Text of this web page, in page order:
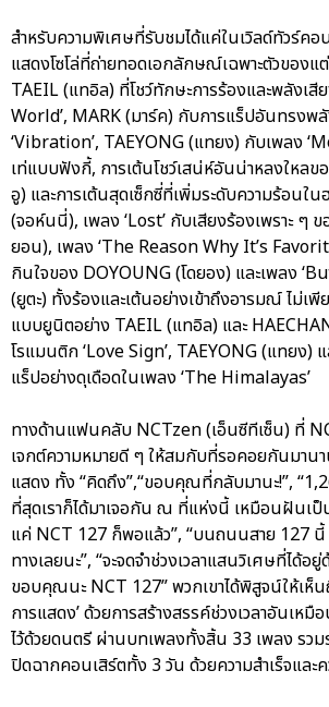
สำหรับความพิเศษที่รับชมได้แค่ในเวิลด์ทัวร์คอ
แสดงโซโล่ที่ถ่ายทอดเอกลักษณ์เฉพาะตัวของแต่
TAEIL (แทอิล) ที่โชว์ทักษะการร้องและพลังเสี
World’, MARK (มาร์ค) กับการแร็ปอันทรงพ
‘Vibration’, TAEYONG (แทยง) กับเพลง
เท่แบบฟังกี้, การเต้นโชว์เสน่ห์อันน่าหลงใหลข
อู) และการเต้นสุดเซ็กซี่ที่เพิ่มระดับความร้อนใ
(จอห์นนี่), เพลง ‘Lost’ กับเสียงร้องเพราะ ๆ
ยอน), เพลง ‘The Reason Why It’s
กินใจของ DOYOUNG (โดยอง) และเพลง
(ยูตะ) ทั้งร้องและเต้นอย่างเข้าถึงอารมณ์ ไม่เ
แบบยูนิตอย่าง TAEIL (แทอิล) และ
โรแมนติก ‘Love Sign’, TAEYONG (แทยง)
แร็ปอย่างดุเดือดในเพลง ‘The Himalayas’
ทางด้านแฟนคลับ NCTzen (เอ็นซีทีเซ็น) ที่
เจกต์ความหมายดี ๆ ให้สมกับที่รอคอยกันมาน
แสดง ทั้ง “คิดถึง”,“ขอบคุณที่กลับมานะ!”,
ที่สุดเราก็ได้มาเจอกัน ณ ที่แห่งนี้ เหมือนฝันเป็
แค่ NCT 127 ก็พอแล้ว”, “บนถนนสาย 127
ทางเลยนะ”, “จะจดจำช่วงเวลาแสนวิเศษที่ได้อ
ขอบคุณนะ NCT 127” พวกเขาได้พิสูจน์ให้เห็
การแสดง’ ด้วยการสร้างสรรค์ช่วงเวลาอันเห
ไว้ด้วยดนตรี ผ่านบทเพลงทั้งสิ้น 33 เพลง รวมร
ปิดฉากคอนเสิร์ตทั้ง 3 วัน ด้วยความสำเร็จและ